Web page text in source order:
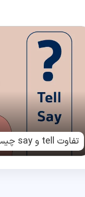
تفاوت tell و say چیست؟